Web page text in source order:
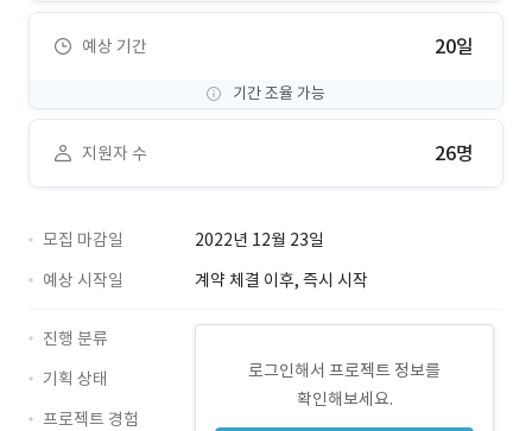
예상 기간 20일
기간 조율 가능
지원자 수 26명
모집 마감일
2022년 12월 23일
예상 시작일
계약 체결 이후, 즉시 시작
로그인해서 프로젝트 정보를
확인해보세요.
진행 분류
기획 상태
프로젝트 경험